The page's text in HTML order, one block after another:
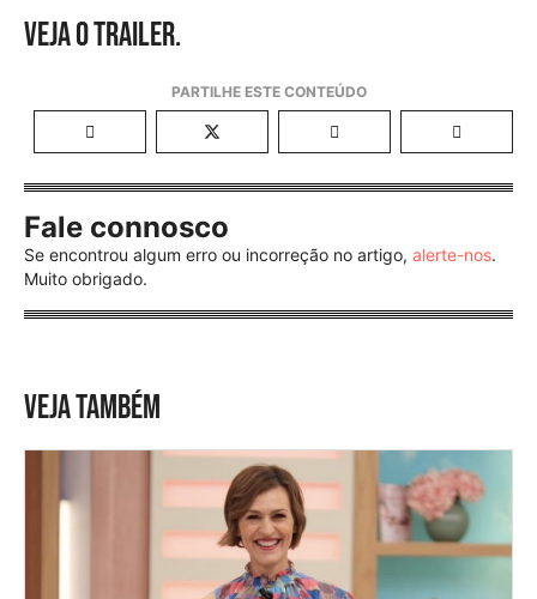
Veja o trailer.
Fale connosco
Se encontrou algum erro ou incorreção no artigo, alerte-nos.
Muito obrigado.
VEJA TAMBÉM